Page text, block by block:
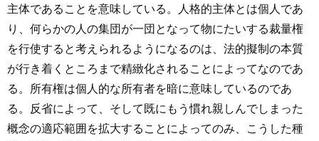
主体であることを意味している。人格的主体とは個人であ
り、何らかの人の集団が一団となって物にたいする裁量権
を行使すると考えられるようになるのは、法的擬制の本質
が行き着くところまで精緻化されることによってなのであ
る。所有権は個人的な所有者を暗に意味しているのであ
る。反省によって、そして既にもう慣れ親しんでしまった
概念の適応範囲を拡大することによってのみ、こうした種